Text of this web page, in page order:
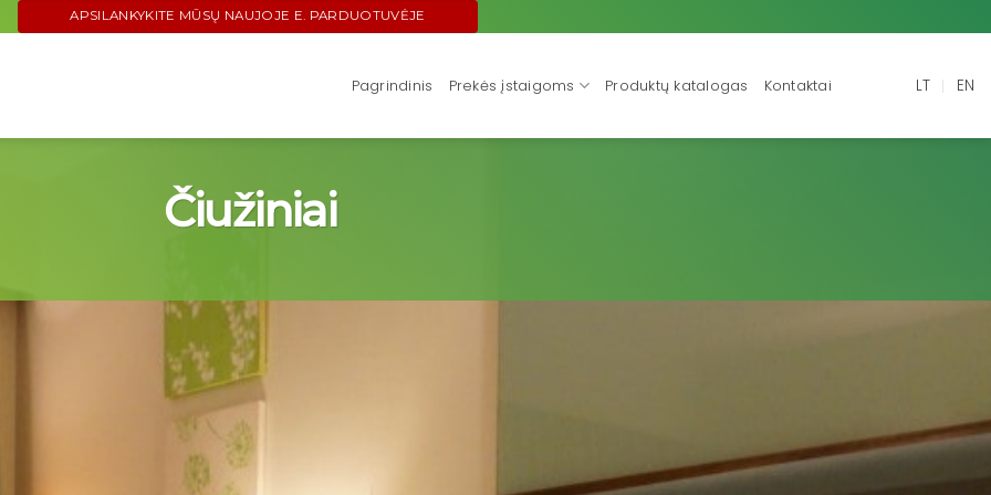
APSILANKYKITE MŪSŲ NAUJOJE E. PARDUOTUVĖJE
Pagrindinis Prekės įstaigoms Produktų katalogas Kontaktai LT EN
Čiužiniai